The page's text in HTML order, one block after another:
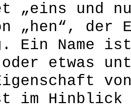
„eins und
„hen“, der
Ein Name
oder etwas
im Hinblick